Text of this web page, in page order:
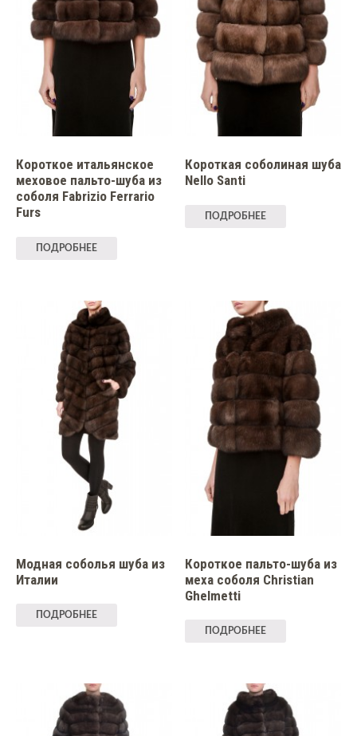
Короткое итальянское
меховое пальто-шуба из
соболя Fabrizio Ferrario
Furs
ПОДРОБНЕЕ
Короткая соболиная шуба
Nello Santi
ПОДРОБНЕЕ
Модная соболья шуба из
Италии
ПОДРОБНЕЕ
Короткое пальто-шуба из
меха соболя Christian
Ghelmetti
ПОДРОБНЕЕ